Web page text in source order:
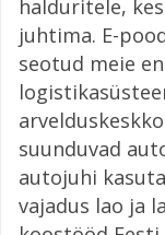
halduritele,
juhtima. E-
seotud meie
suunduvad
autojuhi
vajadus lao ja